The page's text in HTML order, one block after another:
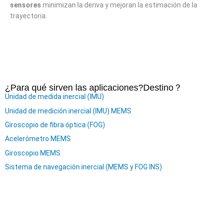
sensores minimizan la deriva y mejoran la estimación de la
trayectoria.
¿Para qué sirven las aplicaciones?Destino ？
Unidad de medida inercial (IMU)
Unidad de medición inercial (IMU) MEMS
Giroscopio de fibra óptica (FOG)
Acelerómetro MEMS
Giroscopio MEMS
Sistema de navegación inercial (MEMS y FOG INS)